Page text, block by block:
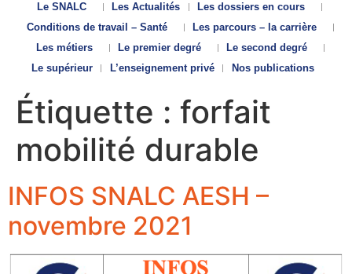
Le SNALC Les Actualités
Les dossiers en cours
Conditions de travail – Santé
Les parcours – la carrière
Les métiers
Le premier degré
Le second degré
Le supérieur
L’enseignement privé Nos publications
Étiquette : forfait
mobilité durable
INFOS SNALC AESH –
novembre 2021